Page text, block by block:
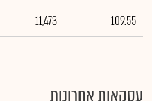
109.55
11,473